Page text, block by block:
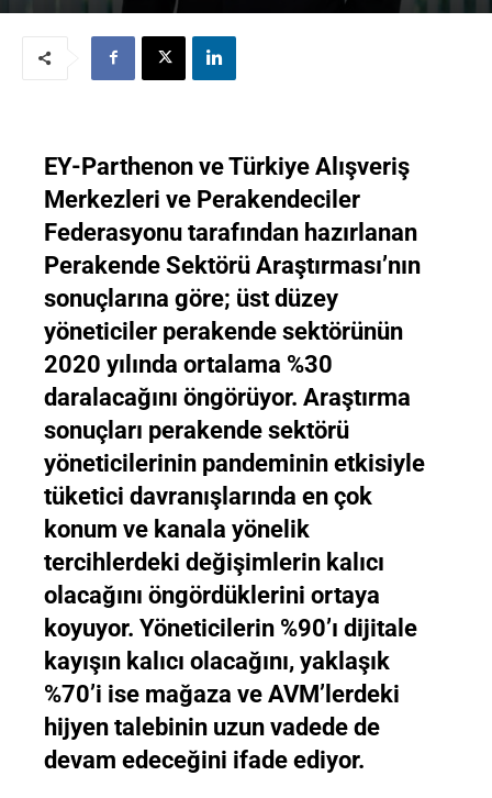
EY-Parthenon ve Türkiye Alışveriş
Merkezleri ve Perakendeciler
Federasyonu tarafından hazırlanan
Perakende Sektörü Araştırması’nın
sonuçlarına göre; üst düzey
yöneticiler perakende sektörünün
2020 yılında ortalama %30
daralacağını öngörüyor. Araştırma
sonuçları perakende sektörü
yöneticilerinin pandeminin etkisiyle
tüketici davranışlarında en çok
konum ve kanala yönelik
tercihlerdeki değişimlerin kalıcı
olacağını öngördüklerini ortaya
koyuyor. Yöneticilerin %90’ı dijitale
kayışın kalıcı olacağını, yaklaşık
%70’i ise mağaza ve AVM’lerdeki
hijyen talebinin uzun vadede de
devam edeceğini ifade ediyor.